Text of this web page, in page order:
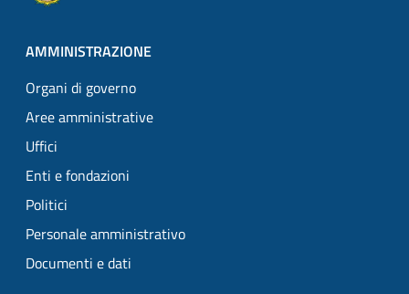
AMMINISTRAZIONE
Organi di governo
Aree amministrative
Uffici
Enti e fondazioni
Politici
Personale amministrativo
Documenti e dati